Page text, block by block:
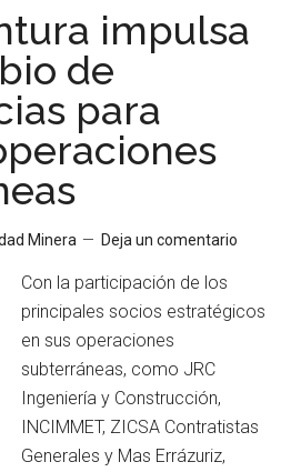
impulsa
de
para
Minera Deja un comentario
Con la participación de los
principales socios estratégicos
en sus operaciones
subterráneas, como JRC
Ingeniería y Construcción,
INCIMMET, ZICSA Contratistas
Generales y Mas Errázuriz,